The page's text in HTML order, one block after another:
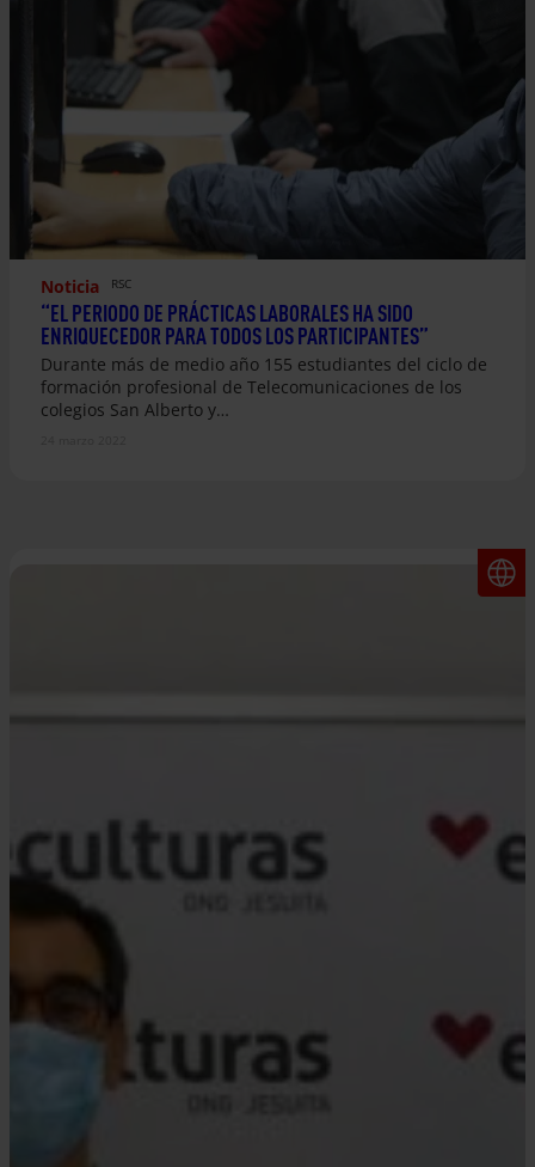
Noticia RSC
“EL PERIODO DE PRÁCTICAS LABORALES HA SIDO
ENRIQUECEDOR PARA TODOS LOS PARTICIPANTES”
Durante más de medio año 155 estudiantes del ciclo de
formación profesional de Telecomunicaciones de los
colegios San Alberto y…